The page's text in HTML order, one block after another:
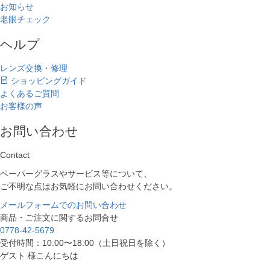
お知らせ
老眼チェック
ヘルプ
レンズ交換・修理
ショッピングガイド
よくあるご質問
お客様の声
お問い合わせ
Contact
ペーパーグラスやサービス等について、
ご不明な点はお気軽にお問い合わせください。
メールフォームでのお問い合わせ
商品・ご注文に関するお問合せ
0778-42-5679
受付時間：10:00〜18:00（土日祝日を除く）
ゲスト 様こんにちは